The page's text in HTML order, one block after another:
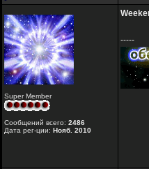
Super Member
Сообщений всего: 2486
Дата рег-ции: Нояб. 2010
-----